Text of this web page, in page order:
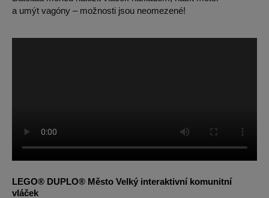
a umýt vagóny – možnosti jsou neomezené!
LEGO® DUPLO® Město Velký interaktivní komunitní
vláček